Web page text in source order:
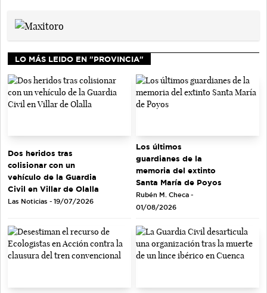
LO MÁS LEIDO EN "PROVINCIA"
Dos heridos tras
colisionar con un
vehículo de la Guardia
Civil en Villar de Olalla
Las Noticias - 19/07/2026
Los últimos
guardianes de la
memoria del extinto
Santa María de Poyos
Rubén M. Checa -
01/08/2026